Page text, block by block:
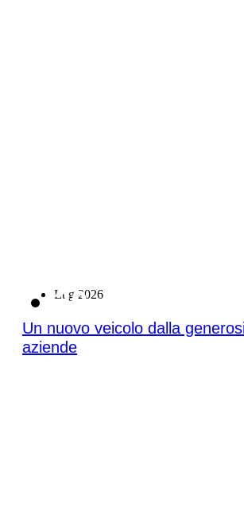
Lug 2026
20
Un nuovo veicolo dalla
aziende